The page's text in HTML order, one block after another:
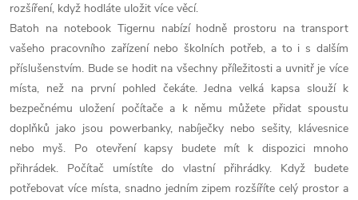
rozšíření, když hodláte uložit více věcí.
Batoh na notebook Tigernu nabízí hodně prostoru na transport
vašeho pracovního zařízení nebo školních potřeb, a to i s dalším
příslušenstvím. Bude se hodit na všechny příležitosti a uvnitř je více
místa, než na první pohled čekáte. Jedna velká kapsa slouží k
bezpečnému uložení počítače a k němu můžete přidat spoustu
doplňků jako jsou powerbanky, nabíječky nebo sešity, klávesnice
nebo myš. Po otevření kapsy budete mít k dispozici mnoho
přihrádek. Počítač umístíte do vlastní přihrádky. Když budete
potřebovat více místa, snadno jedním zipem rozšíříte celý prostor a